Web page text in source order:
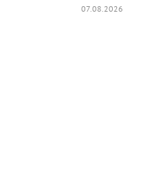
07.08.2026